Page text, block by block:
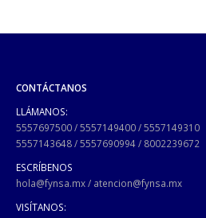
CONTÁCTANOS
LLÁMANOS:
5557697500/5557149400/5557149310
5557143648/5557690994/ 8002239672
ESCRÍBENOS
hola@fynsa.mx/ atencion@fynsa.mx
VISÍTANOS: